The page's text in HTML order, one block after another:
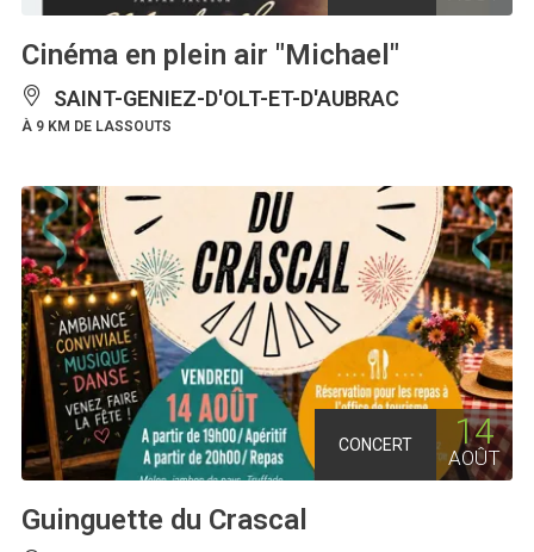
Cinéma en plein air "Michael"
SAINT-GENIEZ-D'OLT-ET-D'AUBRAC
À 9 KM DE LASSOUTS
CONCERT 14
AOÛT
Guinguette du Crascal